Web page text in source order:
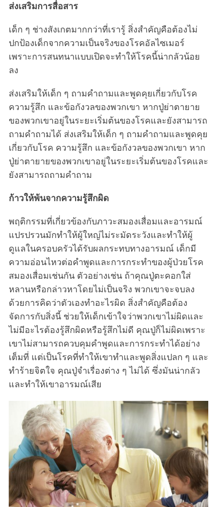
ส่งเสริมการสื่อสาร
เด็ก ๆ ช่างสังเกตมากกว่าที่เรารู้ สิ่งสำคัญคือต้องไม่
ปกป้องเด็กจากความเป็นจริงของโรคอัลไซเมอร์
เพราะการสนทนาแบบเปิดจะทำให้โรคนี้น่ากลัวน้อย
ลง
ส่งเสริมให้เด็ก ๆ ถามคำถามและพูดคุยเกี่ยวกับโรค
ความรู้สึก และข้อกังวลของพวกเขา หากปู่ย่าตายาย
ของพวกเขาอยู่ในระยะเริ่มต้นของโรคและยังสามารถ
ถามคำถามได้ ส่งเสริมให้เด็ก ๆ ถามคำถามและพูดคุย
เกี่ยวกับโรค ความรู้สึก และข้อกังวลของพวกเขา หาก
ปู่ย่าตายายของพวกเขาอยู่ในระยะเริ่มต้นของโรคและ
ยังสามารถถามคำถาม
ก้าวให้พ้นจากความรู้สึกผิด
พฤติกรรมที่เกี่ยวข้องกับภาวะสมองเสื่อมและอารมณ์
แปรปรวนมักทำให้ผู้ใหญ่ไม่ระมัดระวังและทำให้ผู้
ดูแลในครอบครัวได้รับผลกระทบทางอารมณ์ เด็กมี
ความอ่อนไหวต่อคำพูดและการกระทำของผู้ป่วยโรค
สมองเสื่อมเช่นกัน ตัวอย่างเช่น ถ้าคุณปู่ตะคอกใส่
หลานหรือกล่าวหาโดยไม่เป็นจริง พวกเขาจะจบลง
ด้วยการคิดว่าตัวเองทำอะไรผิด สิ่งสำคัญคือต้อง
จัดการกับสิ่งนี้ ช่วยให้เด็กเข้าใจว่าพวกเขาไม่ผิดและ
ไม่มีอะไรต้องรู้สึกผิดหรือรู้สึกไม่ดี คุณปู่ก็ไม่ผิดเพราะ
เขาไม่สามารถควบคุมคำพูดและการกระทำได้อย่าง
เต็มที่ แต่เป็นโรคที่ทำให้เขาทำและพูดสิ่งแปลก ๆ และ
ทำร้ายจิตใจ คุณปู่จำเรื่องต่าง ๆ ไม่ได้ ซึ่งมันน่ากลัว
และทำให้เขาอารมณ์เสีย